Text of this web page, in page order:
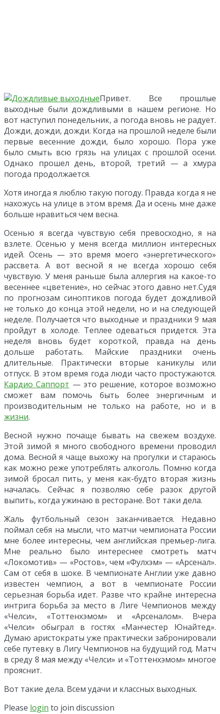
Привет. Все прошлые
выходные были дождливыми в нашем регионе. Но
вот наступил понедельник, а погода вновь не радует.
Дожди, дожди, дожди. Когда на прошлой неделе были
первые весенние дожди, было хорошо. Пора уже
было смыть всю грязь на улицах с прошлой осени.
Однако прошел день, второй, третий — а хмура
погода продолжается.
Хотя иногда я люблю такую погоду. Правда когда я не
нахожусь на улице в этом время. Да и осень мне даже
больше нравиться чем весна.
Осенью я всегда чувствую себя превосходно, я на
взлете. Осенью у меня всегда миллион интересных
идей. Осень — это время моего «энергетического»
рассвета. А вот весной я не всегда хорошо себя
чувствую. У меня раньше была аллергия на какое-то
весеннее «цветение», но сейчас этого давно нет.Судя
по прогнозам синоптиков погода будет дождливой
не только до конца этой недели, но и на следующей
неделе. Получается что выходные и праздники 9 мая
пройдут в холоде. Теплее одеваться придется. Эта
неделя вновь будет короткой, правда на день
дольше работать. Майские праздники очень
длительные. Практически вторые каникулы или
отпуск. В этом время года люди часто простужаются.
Кардио Саппорт — это решение, которое возможно
сможет вам помочь быть более энергичным и
производительным не только на работе, но и в
жизни.
Весной нужно почаще бывать на свежем воздухе.
Этой зимой я много свободного времени проводил
дома. Весной я чаще выхожу на прогулки и стараюсь
как можно реже употреблять алкоголь. Помню когда
зимой бросал пить, у меня как-будто вторая жизнь
началась. Сейчас я позволяю себе разок другой
выпить, когда ужинаю в ресторане. Вот таки дела.
Жаль футбольный сезон заканчивается. Недавно
поймал себя на мысли, что матчи чемпионата России
мне более интересны, чем английская премьер-лига.
Мне реально было интереснее смотреть матч
«Локомотив» — «Ростов», чем «Фулхэм» — «Арсенал».
Сам от себя в шоке. В чемпионате Англии уже давно
известен чемпион, а вот в чемпионате России
серьезная борьба идет. Разве что крайне интересна
интрига борьба за место в Лиге Чемпионов между
«Челси», «Тоттенхэмом» и «Арсеналом». Вчера
«Челси» обыграл в гостях «Манчестер Юнайтед».
Думаю аристократы уже практически забронировали
себе путевку в Лигу Чемпионов на будущий год. Матч
в среду 8 мая между «Челси» и «Тоттенхэмом» многое
прояснит.
Вот такие дела. Всем удачи и классных выходных.
Please login to join discussion